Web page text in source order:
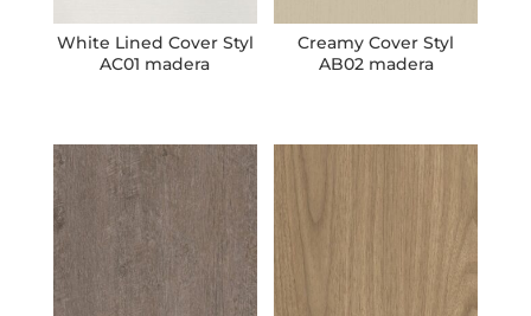
White Lined Cover Styl
AC01 madera
Creamy Cover Styl
AB02 madera